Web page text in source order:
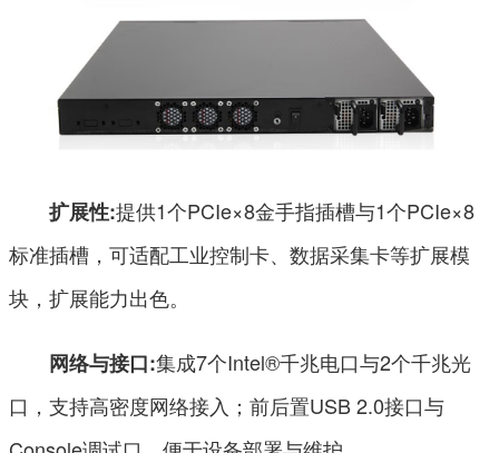
扩展性:提供1个PCIe×8金手指插槽与1个PCIe×8
标准插槽，可适配工业控制卡、数据采集卡等扩展模
块，扩展能力出色。
网络与接口:集成7个Intel®千兆电口与2个千兆光
口，支持高密度网络接入；前后置USB 2.0接口与